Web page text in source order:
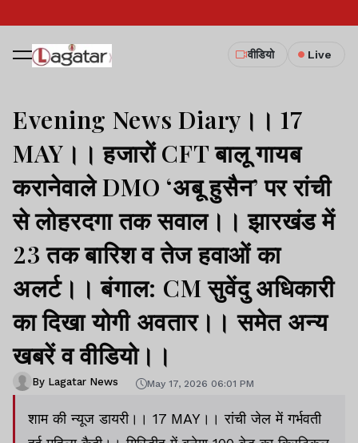
वीडियो Live
Evening News Diary।। 17
MAY।। हजारों CFT बालू गायब
करानेवाले DMO ‘अबू हुसैन’ पर रांची
से लोहरदगा तक सवाल।। झारखंड में
23 तक बारिश व तेज हवाओं का
अलर्ट।। बंगाल: CM सुवेंदु अधिकारी
का दिखा योगी अवतार।। समेत अन्य
खबरें व वीडियो।।
By Lagatar News May 17, 2026 06:01 PM
शाम की न्यूज डायरी।। 17 MAY।। रांची जेल में गर्भवती